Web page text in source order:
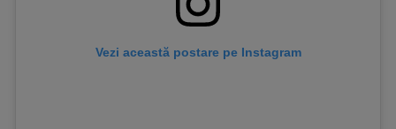
Vezi această postare pe Instagram